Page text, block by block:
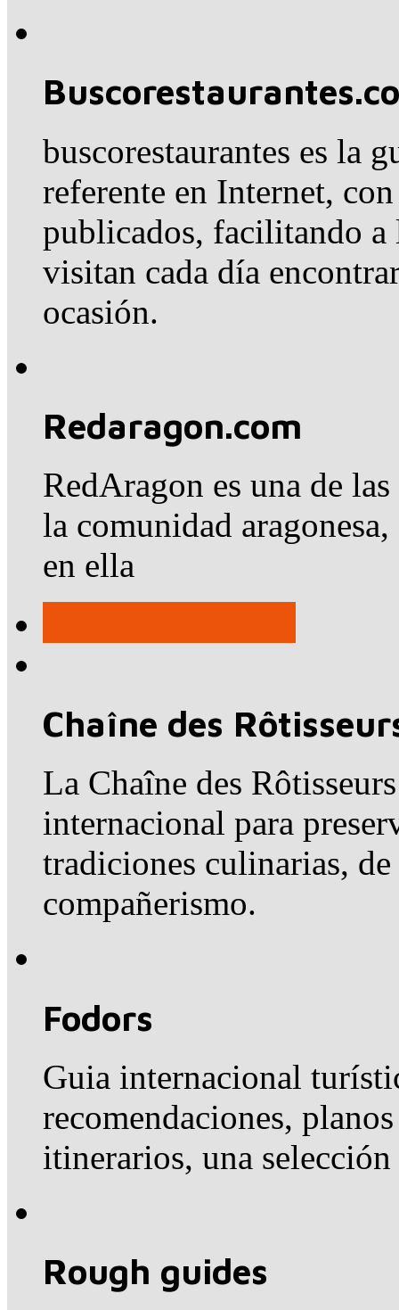
buscorestaurantes es la
referente en Internet,
publicados, facilitando a
visitan cada día
ocasión.
Redaragon.com
RedAragon es una de
la comunidad
en ella
Chaîne des
La Chaîne des
internacional para
tradiciones culinarias,
compañerismo.
Fodors
Guia internacional
recomendaciones,
itinerarios, una
Rough guides